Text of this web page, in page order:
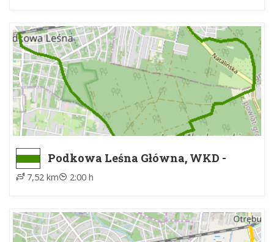
Podkowa Leśna Główna, WKD -
Otrębusy, WKD
7,52 km 2:00 h